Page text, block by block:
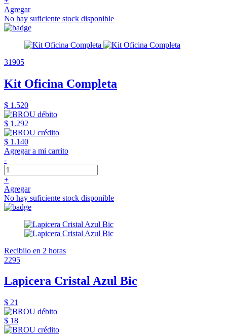
Agregar
No hay suficiente stock disponible
31905
Kit Oficina Completa
$ 1.520
$ 1.292
$ 1.140
Agregar a mi carrito
-
+
Agregar
No hay suficiente stock disponible
Recibilo en 2 horas
2295
Lapicera Cristal Azul Bic
$ 21
$ 18